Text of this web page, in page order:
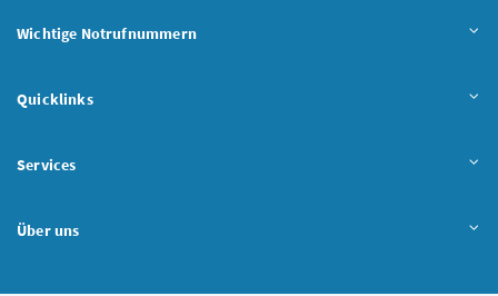
Wichtige Notrufnummern
Quicklinks
Services
Über uns